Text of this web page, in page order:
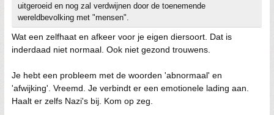
uitgeroeid en nog zal verdwijnen door de toenemende
wereldbevolking met "mensen".
Wat een zelfhaat en afkeer voor je eigen diersoort. Dat is
inderdaad niet normaal. Ook niet gezond trouwens.
Je hebt een probleem met de woorden 'abnormaal' en
'afwijking'. Vreemd. Je verbindt er een emotionele lading aan.
Haalt er zelfs Nazi's bij. Kom op zeg.